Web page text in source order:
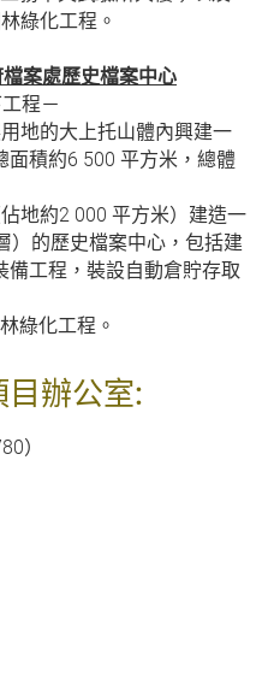
綠化工程。
案處歷史檔案中心
程－
地的大上托山體內興建一
面積約6 500 平方米，總體
地約2 000 平方米）建造一
）的歷史檔案中心，包括建
工程，裝設自動倉貯存取
綠化工程。
目辦公室:
）